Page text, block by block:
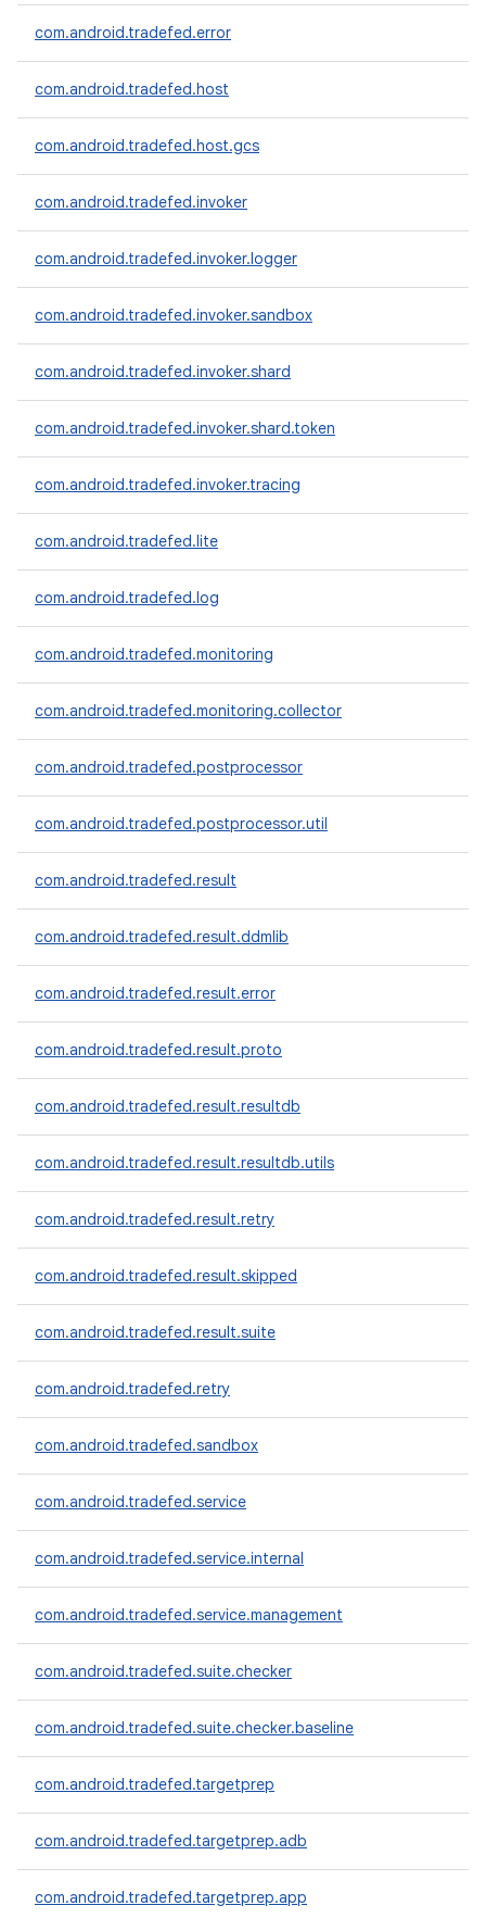
com.android.tradefed.error
com.android.tradefed.host
com.android.tradefed.host.gcs
com.android.tradefed.invoker
com.android.tradefed.invoker.logger
com.android.tradefed.invoker.sandbox
com.android.tradefed.invoker.shard
com.android.tradefed.invoker.shard.token
com.android.tradefed.invoker.tracing
com.android.tradefed.lite
com.android.tradefed.log
com.android.tradefed.monitoring
com.android.tradefed.monitoring.collector
com.android.tradefed.postprocessor
com.android.tradefed.postprocessor.util
com.android.tradefed.result
com.android.tradefed.result.ddmlib
com.android.tradefed.result.error
com.android.tradefed.result.proto
com.android.tradefed.result.resultdb
com.android.tradefed.result.resultdb.utils
com.android.tradefed.result.retry
com.android.tradefed.result.skipped
com.android.tradefed.result.suite
com.android.tradefed.retry
com.android.tradefed.sandbox
com.android.tradefed.service
com.android.tradefed.service.internal
com.android.tradefed.service.management
com.android.tradefed.suite.checker
com.android.tradefed.suite.checker.baseline
com.android.tradefed.targetprep
com.android.tradefed.targetprep.adb
com.android.tradefed.targetprep.app